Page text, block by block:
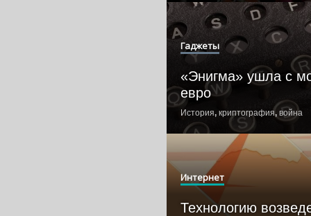
Гаджеты
«Энигма» ушла с
евро
История, криптография, война
Интернет
Технологию